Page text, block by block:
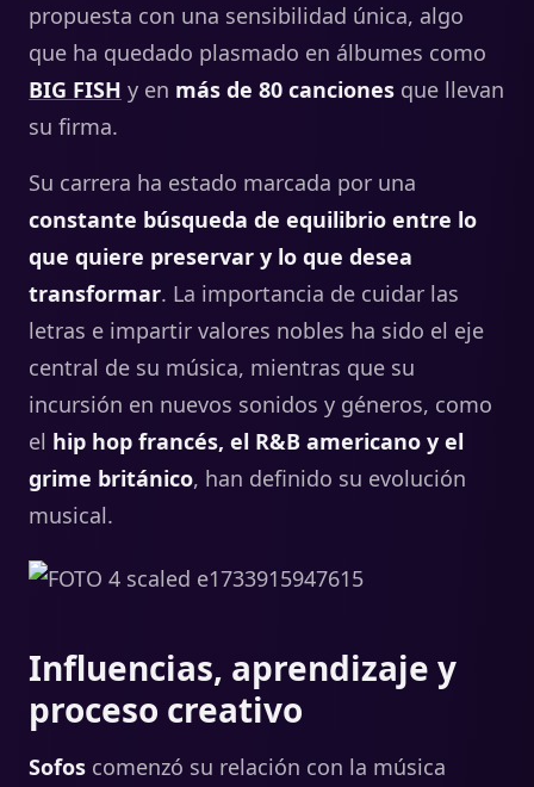
propuesta con una sensibilidad única, algo
que ha quedado plasmado en álbumes como
BIG FISH y en más de 80 canciones que llevan
su firma.
Su carrera ha estado marcada por una
constante búsqueda de equilibrio entre lo
que quiere preservar y lo que desea
transformar. La importancia de cuidar las
letras e impartir valores nobles ha sido el eje
central de su música, mientras que su
incursión en nuevos sonidos y géneros, como
el hip hop francés, el R&B americano y el
grime británico, han definido su evolución
musical.
Influencias, aprendizaje y
proceso creativo
Sofos comenzó su relación con la música